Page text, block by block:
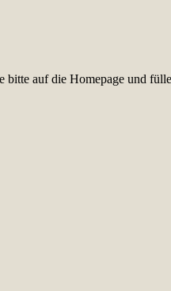
bitte auf die Homepage und